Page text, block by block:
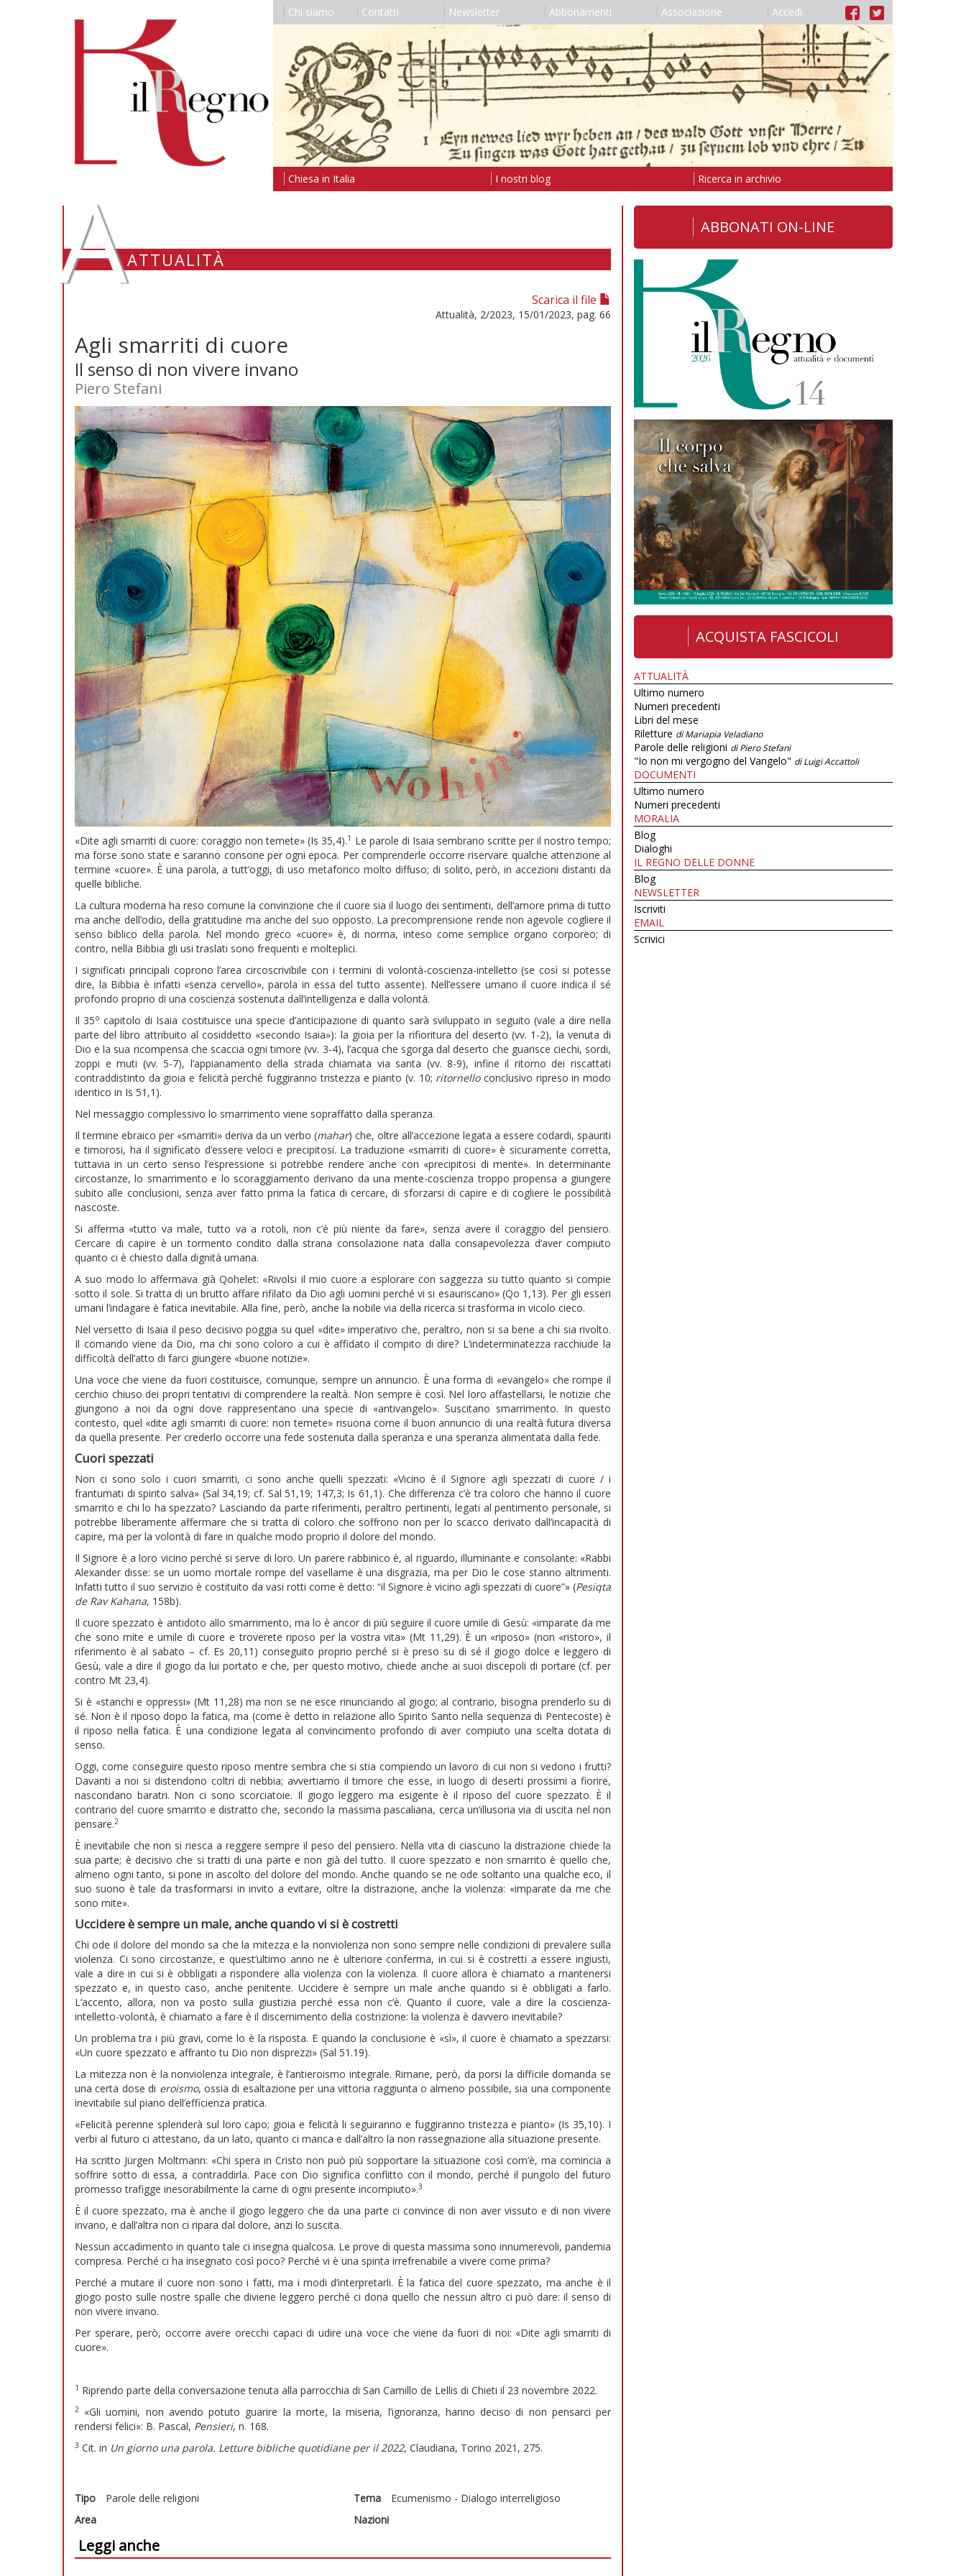
Chi siamo Contatti Newsletter Abbonamenti Associazione Accedi
Chiesa in Italia I nostri blog Ricerca in archivio
AATTUALITÀ
Scarica il file
Attualità, 2/2023, 15/01/2023, pag. 66
Agli smarriti di cuore
Il senso di non vivere invano
Piero Stefani
«Dite agli smarriti di cuore: coraggio non temete» (Is 35,4).1 Le parole di Isaia sembrano scritte per il nostro tempo;
ma forse sono state e saranno consone per ogni epoca. Per comprenderle occorre riservare qualche attenzione al
termine «cuore». È una parola, a tutt’oggi, di uso metaforico molto diffuso; di solito, però, in accezioni distanti da
quelle bibliche.
La cultura moderna ha reso comune la convinzione che il cuore sia il luogo dei sentimenti, dell’amore prima di tutto
ma anche dell’odio, della gratitudine ma anche del suo opposto. La precomprensione rende non agevole cogliere il
senso biblico della parola. Nel mondo greco «cuore» è, di norma, inteso come semplice organo corporeo; di
contro, nella Bibbia gli usi traslati sono frequenti e molteplici.
I significati principali coprono l’area circoscrivibile con i termini di volontà-coscienza-intelletto (se così si potesse
dire, la Bibbia è infatti «senza cervello», parola in essa del tutto assente). Nell’essere umano il cuore indica il sé
profondo proprio di una coscienza sostenuta dall’intelligenza e dalla volontà.
Il 35o capitolo di Isaia costituisce una specie d’anticipazione di quanto sarà sviluppato in seguito (vale a dire nella
parte del libro attribuito al cosiddetto «secondo Isaia»): la gioia per la rifioritura del deserto (vv. 1-2), la venuta di
Dio e la sua ricompensa che scaccia ogni timore (vv. 3-4), l’acqua che sgorga dal deserto che guarisce ciechi, sordi,
zoppi e muti (vv. 5-7), l’appianamento della strada chiamata via santa (vv. 8-9), infine il ritorno dei riscattati
contraddistinto da gioia e felicità perché fuggiranno tristezza e pianto (v. 10; ritornelloconclusivo ripreso in modo
identico in Is 51,1).
Nel messaggio complessivo lo smarrimento viene sopraffatto dalla speranza.
Il termine ebraico per «smarriti» deriva da un verbo (mahar) che, oltre all’accezione legata a essere codardi, spauriti
e timorosi, ha il significato d’essere veloci e precipitosi. La traduzione «smarriti di cuore» è sicuramente corretta,
tuttavia in un certo senso l’espressione si potrebbe rendere anche con «precipitosi di mente». In determinante
circostanze, lo smarrimento e lo scoraggiamento derivano da una mente-coscienza troppo propensa a giungere
subito alle conclusioni, senza aver fatto prima la fatica di cercare, di sforzarsi di capire e di cogliere le possibilità
nascoste.
Si afferma «tutto va male, tutto va a rotoli, non c’è più niente da fare», senza avere il coraggio del pensiero.
Cercare di capire è un tormento condito dalla strana consolazione nata dalla consapevolezza d’aver compiuto
quanto ci è chiesto dalla dignità umana.
A suo modo lo affermava già Qohelet: «Rivolsi il mio cuore a esplorare con saggezza su tutto quanto si compie
sotto il sole. Si tratta di un brutto affare rifilato da Dio agli uomini perché vi si esauriscano» (Qo 1,13). Per gli esseri
umani l’indagare è fatica inevitabile. Alla fine, però, anche la nobile via della ricerca si trasforma in vicolo cieco.
Nel versetto di Isaia il peso decisivo poggia su quel «dite» imperativo che, peraltro, non si sa bene a chi sia rivolto.
Il comando viene da Dio, ma chi sono coloro a cui è affidato il compito di dire? L’indeterminatezza racchiude la
difficoltà dell’atto di farci giungere «buone notizie».
Una voce che viene da fuori costituisce, comunque, sempre un annuncio. È una forma di «evangelo» che rompe il
cerchio chiuso dei propri tentativi di comprendere la realtà. Non sempre è così. Nel loro affastellarsi, le notizie che
giungono a noi da ogni dove rappresentano una specie di «antivangelo». Suscitano smarrimento. In questo
contesto, quel «dite agli smarriti di cuore: non temete» risuona come il buon annuncio di una realtà futura diversa
da quella presente. Per crederlo occorre una fede sostenuta dalla speranza e una speranza alimentata dalla fede.
Cuori spezzati
Non ci sono solo i cuori smarriti, ci sono anche quelli spezzati: «Vicino è il Signore agli spezzati di cuore / i
frantumati di spirito salva» (Sal 34,19; cf. Sal 51,19; 147,3; Is 61,1). Che differenza c’è tra coloro che hanno il cuore
smarrito e chi lo ha spezzato? Lasciando da parte riferimenti, peraltro pertinenti, legati al pentimento personale, si
potrebbe liberamente affermare che si tratta di coloro che soffrono non per lo scacco derivato dall’incapacità di
capire, ma per la volontà di fare in qualche modo proprio il dolore del mondo.
Il Signore è a loro vicino perché si serve di loro. Un parere rabbinico è, al riguardo, illuminante e consolante: «Rabbi
Alexander disse: se un uomo mortale rompe del vasellame è una disgrazia, ma per Dio le cose stanno altrimenti.
Infatti tutto il suo servizio è costituito da vasi rotti come è detto: “il Signore è vicino agli spezzati di cuore”» (Pesiqta
de Rav Kahana, 158b).
Il cuore spezzato è antidoto allo smarrimento, ma lo è ancor di più seguire il cuore umile di Gesù: «imparate da me
che sono mite e umile di cuore e troverete riposo per la vostra vita» (Mt 11,29). È un «riposo» (non «ristoro», il
riferimento è al sabato – cf. Es 20,11) conseguito proprio perché si è preso su di sé il giogo dolce e leggero di
Gesù, vale a dire il giogo da lui portato e che, per questo motivo, chiede anche ai suoi discepoli di portare (cf. per
contro Mt 23,4).
Si è «stanchi e oppressi» (Mt 11,28) ma non se ne esce rinunciando al giogo; al contrario, bisogna prenderlo su di
sé. Non è il riposo dopo la fatica, ma (come è detto in relazione allo Spirito Santo nella sequenza di Pentecoste) è
il riposo nella fatica. È una condizione legata al convincimento profondo di aver compiuto una scelta dotata di
senso.
Oggi, come conseguire questo riposo mentre sembra che si stia compiendo un lavoro di cui non si vedono i frutti?
Davanti a noi si distendono coltri di nebbia; avvertiamo il timore che esse, in luogo di deserti prossimi a fiorire,
nascondano baratri. Non ci sono scorciatoie. Il giogo leggero ma esigente è il riposo del cuore spezzato. È il
contrario del cuore smarrito e distratto che, secondo la massima pascaliana, cerca un’illusoria via di uscita nel non
pensare.2
È inevitabile che non si riesca a reggere sempre il peso del pensiero. Nella vita di ciascuno la distrazione chiede la
sua parte; è decisivo che si tratti di una parte e non già del tutto. Il cuore spezzato e non smarrito è quello che,
almeno ogni tanto, si pone in ascolto del dolore del mondo. Anche quando se ne ode soltanto una qualche eco, il
suo suono è tale da trasformarsi in invito a evitare, oltre la distrazione, anche la violenza: «imparate da me che
sono mite».
Uccidere è sempre un male,anche quando vi si è costretti
Chi ode il dolore del mondo sa che la mitezza e la nonviolenza non sono sempre nelle condizioni di prevalere sulla
violenza. Ci sono circostanze, e quest’ultimo anno ne è ulteriore conferma, in cui si è costretti a essere ingiusti,
vale a dire in cui si è obbligati a rispondere alla violenza con la violenza. Il cuore allora è chiamato a mantenersi
spezzato e, in questo caso, anche penitente. Uccidere è sempre un male anche quando si è obbligati a farlo.
L’accento, allora, non va posto sulla giustizia perché essa non c’è. Quanto il cuore, vale a dire la coscienza-
intelletto-volontà, è chiamato a fare è il discernimento della costrizione: la violenza è davvero inevitabile?
Un problema tra i più gravi, come lo è la risposta. E quando la conclusione è «sì», il cuore è chiamato a spezzarsi:
«Un cuore spezzato e affranto tu Dio non disprezzi» (Sal 51.19).
La mitezza non è la nonviolenza integrale, è l’antieroismo integrale. Rimane, però, da porsi la difficile domanda se
una certa dose di eroismo, ossia di esaltazione per una vittoria raggiunta o almeno possibile, sia una componente
inevitabile sul piano dell’efficienza pratica.
«Felicità perenne splenderà sul loro capo; gioia e felicità li seguiranno e fuggiranno tristezza e pianto» (Is 35,10). I
verbi al futuro ci attestano, da un lato, quanto ci manca e dall’altro la non rassegnazione alla situazione presente.
Ha scritto Jürgen Moltmann: «Chi spera in Cristo non può più sopportare la situazione così com’è, ma comincia a
soffrire sotto di essa, a contraddirla. Pace con Dio significa conflitto con il mondo, perché il pungolo del futuro
promesso trafigge inesorabilmente la carne di ogni presente incompiuto».3
È il cuore spezzato, ma è anche il giogo leggero che da una parte ci convince di non aver vissuto e di non vivere
invano, e dall’altra non ci ripara dal dolore, anzi lo suscita.
Nessun accadimento in quanto tale ci insegna qualcosa. Le prove di questa massima sono innumerevoli, pandemia
compresa. Perché ci ha insegnato così poco? Perché vi è una spinta irrefrenabile a vivere come prima?
Perché a mutare il cuore non sono i fatti, ma i modi d’interpretarli. È la fatica del cuore spezzato, ma anche è il
giogo posto sulle nostre spalle che diviene leggero perché ci dona quello che nessun altro ci può dare: il senso di
non vivere invano.
Per sperare, però, occorre avere orecchi capaci di udire una voce che viene da fuori di noi: «Dite agli smarriti di
cuore».
1 Riprendo parte della conversazione tenuta alla parrocchia di San Camillo de Lellis di Chieti il 23 novembre 2022.
2 «Gli uomini, non avendo potuto guarire la morte, la miseria, l’ignoranza, hanno deciso di non pensarci per
rendersi felici»: B. Pascal, Pensieri, n. 168.
3 Cit. in Un giorno una parola. Letture bibliche quotidiane per il 2022, Claudiana, Torino 2021, 275.
Tipo Parole delle religioni Tema
Ecumenismo - Dialogo interreligioso
Area
Nazioni
Leggi anche
ABBONATI ON-LINE
ACQUISTA FASCICOLI
ATTUALITÀ
Ultimo numero
Numeri precedenti
Libri del mese
Riletture di Mariapia Veladiano
Parole delle religioni di Piero Stefani
"Io non mi vergogno del Vangelo" di Luigi Accattoli
DOCUMENTI
Ultimo numero
Numeri precedenti
MORALIA
Blog
Dialoghi
IL REGNO DELLE DONNE
Blog
NEWSLETTER
Iscriviti
EMAIL
Scrivici